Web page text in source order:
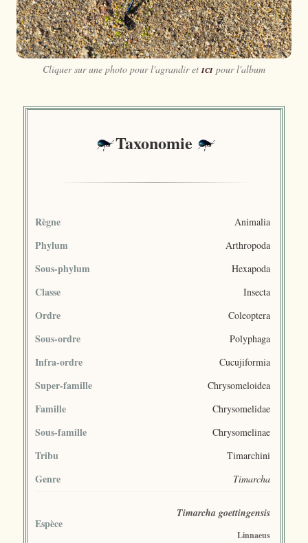
Cliquer sur une photo pour l'agrandir et ici pour l'album
Taxonomie
Règne Animalia
Phylum Arthropoda
Sous-phylum Hexapoda
Classe Insecta
Ordre Coleoptera
Sous-ordre Polyphaga
Infra-ordre Cucujiformia
Super-famille Chrysomeloidea
Famille Chrysomelidae
Sous-famille Chrysomelinae
Tribu Timarchini
Genre Timarcha
Espèce
Timarcha goettingensis
Linnaeus